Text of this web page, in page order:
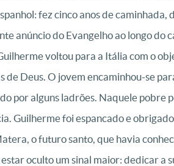
fez cinco anos de caminhada,
anúncio do Evangelho ao longo
voltou para a Itália com o
de Deus. O jovem encaminhou-se
por alguns ladrões. Naquele pobre
Guilherme foi espancado e
o futuro santo, que havia
oculto um sinal maior: dedicar a